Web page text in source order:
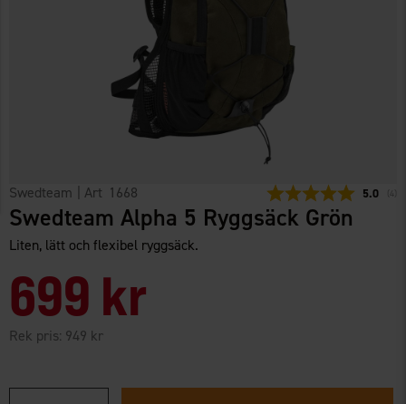
Swedteam | Art 1668 5.0 4
Swedteam Alpha 5 Ryggsäck Grön
Liten, lätt och flexibel ryggsäck.
699 kr
Rek pris: 949 kr